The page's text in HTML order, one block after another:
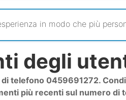
in modo che più
degli
telefono 0459691272.
più recenti sul numero